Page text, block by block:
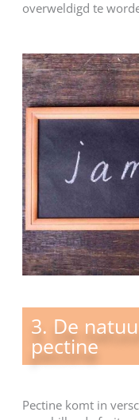
overweldigd te
3. De
pectine
Pectine komt in